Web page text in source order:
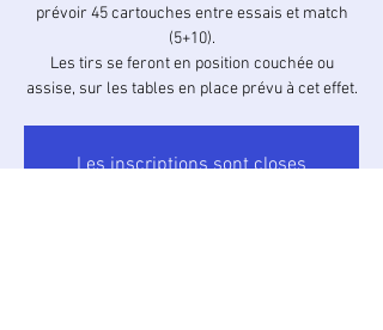
prévoir 45 cartouches entre essais et match
(5+10).
Les tirs se feront en position couchée ou
assise, sur les tables en place prévu à cet effet.
Les inscriptions sont closes